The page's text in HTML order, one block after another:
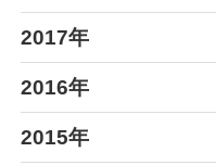
2017年
2016年
2015年